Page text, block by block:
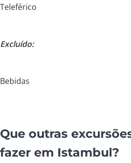
Teleférico
Excluído:
Bebidas
Que outras
fazer em Istambul?